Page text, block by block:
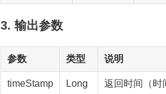
3. 输出参数
参数 类型 说明
timeStamp Long 返回时间（时